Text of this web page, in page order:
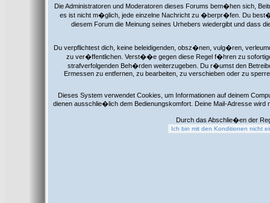
Die Administratoren und Moderatoren dieses Forums bem�hen sich,
es ist nicht m�glich, jede einzelne Nachricht zu �berpr�fen. Du
diesem Forum die Meinung seines Urhebers wiedergibt und dass
Du verpflichtest dich, keine beleidigenden, obsz�nen, vulg�ren,
zu ver�ffentlichen. Verst��e gegen diese Regel f�hren zu
strafverfolgenden Beh�rden weiterzugeben. Du r�umst den
Ermessen zu entfernen, zu bearbeiten, zu verschieben oder zu
Dieses System verwendet Cookies, um Informationen auf deinem
dienen ausschlie�lich dem Bedienungskomfort. Deine Mail-Adresse
Durch das Abschlie�en der